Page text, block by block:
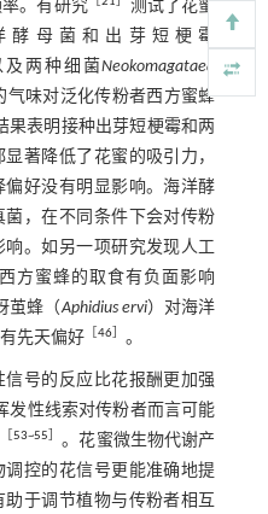
。有研究
测试了花蜜
母菌和出芽短梗霉
及两种细菌Neokomagataea
气味对泛化传粉者西方蜜蜂
果表明接种出芽短梗霉和两
著降低了花蜜的吸引力，
好没有明显影响。海洋酵
，在不同条件下会对传粉
。如另一项研究发现人工
方蜜蜂的取食有负面影响
茧蜂（Aphidius ervi）对海洋
先天偏好
46］ 。
号的反应比花报酬更加强
发性线索对传粉者而言可能
53~55
。花蜜微生物代谢产
控的花信号更能准确地提
于调节植物与传粉者相互